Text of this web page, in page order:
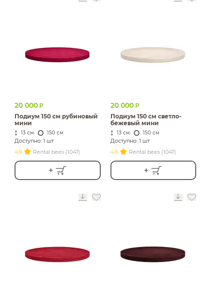
20 000 Р
Подиум 150 см рубиновый
мини
13 см 150 см
Доступно: 1 шт
4.9
Rental bees (1047)
20 000 Р
Подиум 150 см светло-
бежевый мини
13 см 150 см
Доступно: 1 шт
4.9
Rental bees (1047)